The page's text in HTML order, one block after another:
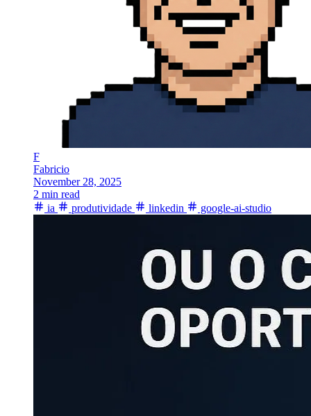
F
Fabricio
November 28, 2025
2 min read
ia
produtividade linkedin google-ai-studio